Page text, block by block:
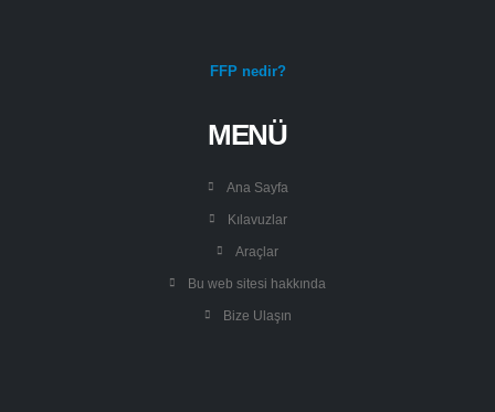
FFP nedir?
MENÜ
Ana Sayfa
Kılavuzlar
Araçlar
Bu web sitesi hakkında
Bize Ulaşın